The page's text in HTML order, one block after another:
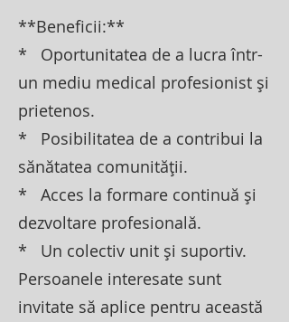
**Beneficii:**
* Oportunitatea de a lucra într-
un mediu medical profesionist și
prietenos.
* Posibilitatea de a contribui la
sănătatea comunității.
* Acces la formare continuă și
dezvoltare profesională.
* Un colectiv unit și suportiv.
Persoanele interesate sunt
invitate să aplice pentru această